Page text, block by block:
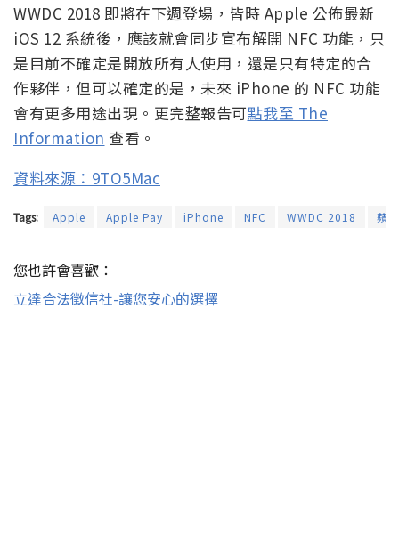
WWDC 2018 即將在下週登場，皆時 Apple 公佈最新
iOS 12 系統後，應該就會同步宣布解開 NFC 功能，只
是目前不確定是開放所有人使用，還是只有特定的合
作夥伴，但可以確定的是，未來 iPhone 的 NFC 功能
會有更多用途出現。更完整報告可點我至 The
Information 查看。
資料來源：9TO5Mac
Tags: Apple Apple Pay iPhone NFC WWDC 2018 蘋果
您也許會喜歡：
立達合法徵信社-讓您安心的選擇